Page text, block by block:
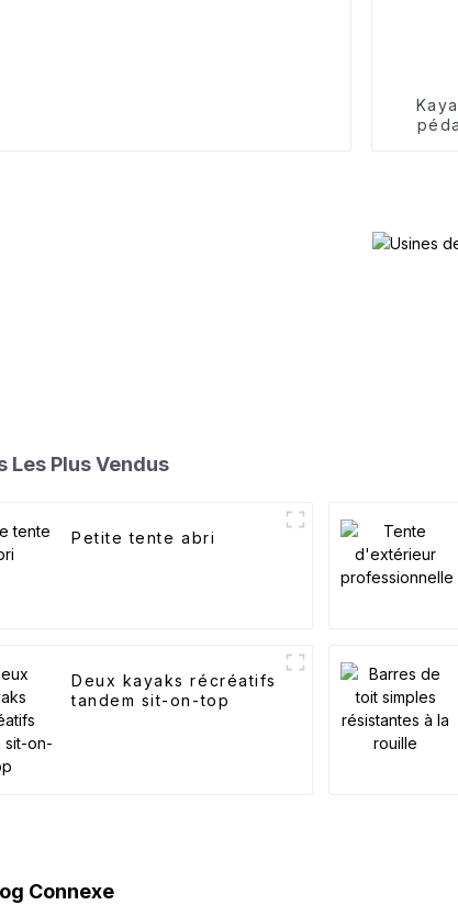
Les Plus Vendus
Petite tente abri
Deux kayaks récréatifs
tandem sit-on-top
Connexe